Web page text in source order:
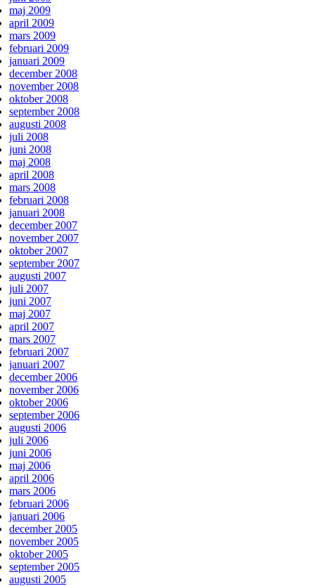
maj 2009
april 2009
mars 2009
februari 2009
januari 2009
december 2008
november 2008
oktober 2008
september 2008
augusti 2008
juli 2008
juni 2008
maj 2008
april 2008
mars 2008
februari 2008
januari 2008
december 2007
november 2007
oktober 2007
september 2007
augusti 2007
juli 2007
juni 2007
maj 2007
april 2007
mars 2007
februari 2007
januari 2007
december 2006
november 2006
oktober 2006
september 2006
augusti 2006
juli 2006
juni 2006
maj 2006
april 2006
mars 2006
februari 2006
januari 2006
december 2005
november 2005
oktober 2005
september 2005
augusti 2005